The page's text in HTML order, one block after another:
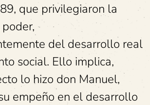
que privilegiaron la
del desarrollo real
social. Ello implica,
lo hizo don Manuel,
empeño en el desarrollo